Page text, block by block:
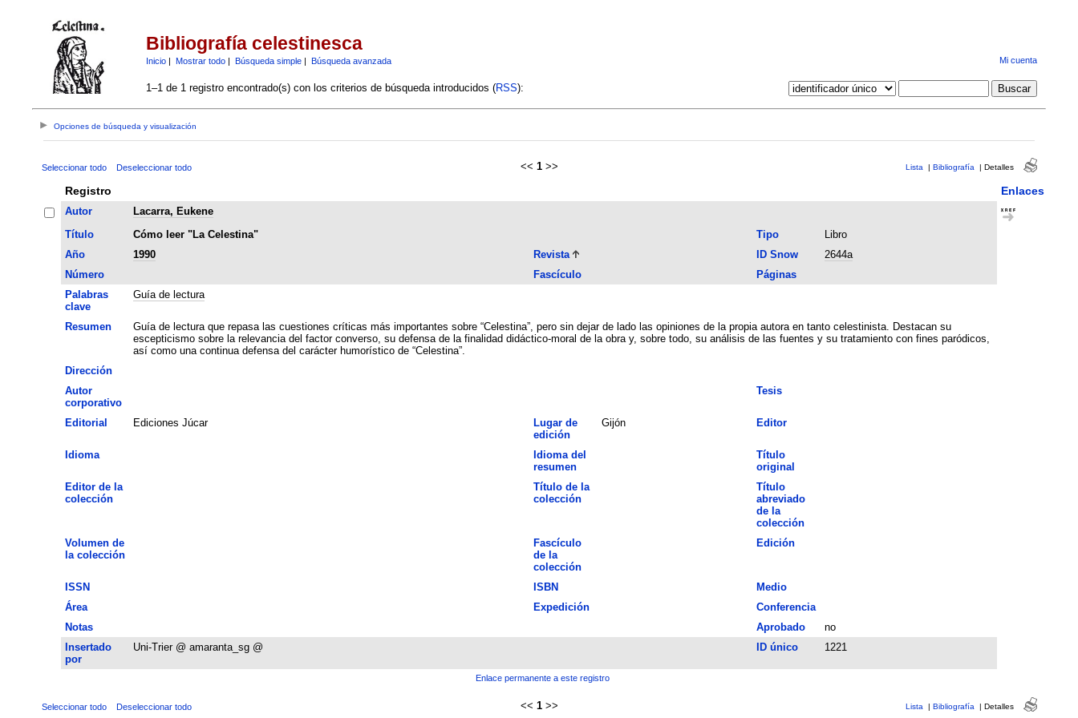
Bibliografía celestinesca
Inicio| Mostrar todo| Búsqueda simple| Búsqueda avanzada Mi cuenta
1–1 de 1 registro encontrado(s) con los criterios de búsqueda introducidos (RSS):
Opciones de búsqueda y visualización
Seleccionar todo Deseleccionar todo << 1 >> Lista | Bibliografía | Detalles
Registro Enlaces
Autor
Lacarra, Eukene
Título
Cómo leer "La Celestina" Tipo
Libro
Año
1990 Revista ID Snow
2644a
Número
Fascículo
Páginas
Palabras
clave
Guía de lectura
Resumen
Guía de lectura que repasa las cuestiones críticas más importantes sobre “Celestina”, pero sin dejar de lado las opiniones de la propia autora en tanto celestinista. Destacan su
escepticismo sobre la relevancia del factor converso, su defensa de la finalidad didáctico-moral de la obra y, sobre todo, su análisis de las fuentes y su tratamiento con fines paródicos,
así como una continua defensa del carácter humorístico de “Celestina”.
Dirección
Autor
corporativo
Tesis
Editorial Ediciones Júcar
Lugar de
edición
Gijón Editor
Idioma
Idioma del
resumen
Título
original
Editor de la
colección
Título de la
colección
Título
abreviado
de la
colección
Volumen de
la colección
Fascículo
de la
colección
Edición
ISSN ISBN
Medio
Área
Expedición
Conferencia
Notas
Aprobado
no
Insertado
por
Uni-Trier @ amaranta_sg @ ID único 1221
Enlace permanente a este registro
Seleccionar todo Deseleccionar todo << 1 >> Lista | Bibliografía | Detalles